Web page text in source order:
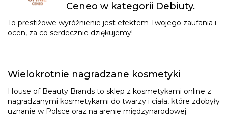
Ceneo w kategorii Debiuty.
To prestiżowe wyróżnienie jest efektem Twojego zaufania i
ocen, za co serdecznie dziękujemy!
Wielokrotnie nagradzane kosmetyki
House of Beauty Brands to sklep z kosmetykami online z
nagradzanymi kosmetykami do twarzy i ciała, które zdobyły
uznanie w Polsce oraz na arenie międzynarodowej.